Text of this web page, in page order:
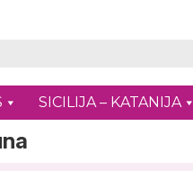
SICILIJA – KATANIJA